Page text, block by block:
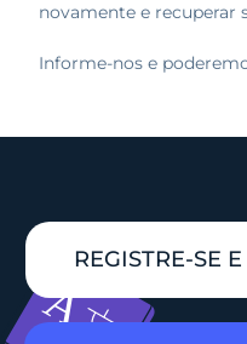
novamente e recuperar
Informe-nos e
REGISTRE-SE